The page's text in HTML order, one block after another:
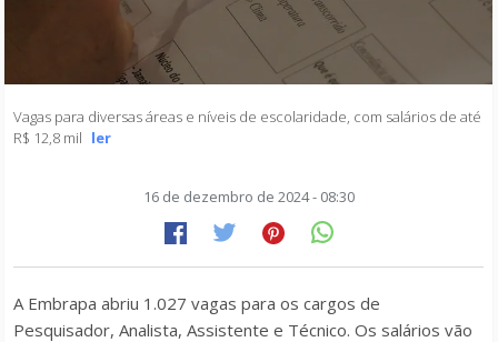
Vagas para diversas áreas e níveis de escolaridade, com salários de até
R$ 12,8 mil ler
16 de dezembro de 2024 - 08:30
A Embrapa abriu 1.027 vagas para os cargos de
Pesquisador, Analista, Assistente e Técnico. Os salários vão